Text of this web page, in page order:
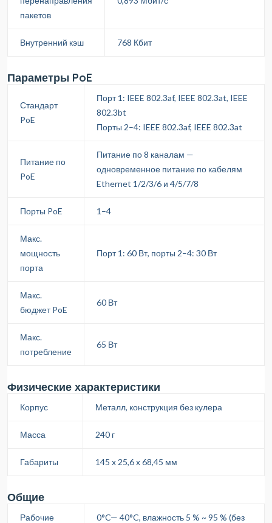
пакетов
Внутренний кэш 768 Кбит
Параметры PoE
Стандарт
PoE
Порт 1: IEEE 802.3af, IEEE 802.3at, IEEE
802.3bt
Порты 2–4: IEEE 802.3af, IEEE 802.3at
Питание по
PoE
Питание по 8 каналам —
одновременное питание по кабелям
Ethernet 1/2/3/6 и 4/5/7/8
Порты PoE 1–4
Макс.
мощность
порта
Порт 1: 60 Вт, порты 2–4: 30 Вт
Макс.
бюджет PoE
60 Вт
Макс.
потребление
65 Вт
Физические характеристики
Корпус Металл, конструкция без кулера
Масса 240 г
Габариты 145 х 25,6 х 68,45 мм
Общие
Рабочие 0°C— 40°C, влажность 5 % ~ 95 % (без